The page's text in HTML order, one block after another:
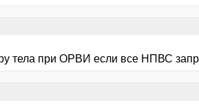
тела при ОРВИ если все НПВС